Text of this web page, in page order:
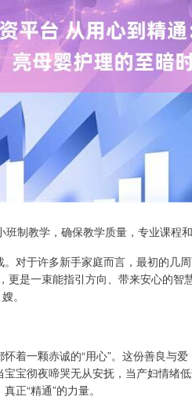
制教学，确保教学质量，专业课程
对于许多新手家庭而言，最初的几
更是一束能指引方向、带来安心的
。
着一颗赤诚的“用心”。这份善良与
宝宝彻夜啼哭无从安抚，当产妇情
正“精通”的力量。